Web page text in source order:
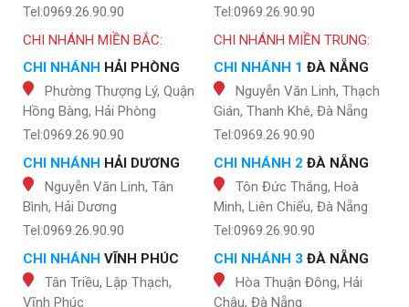
Tel:0969.26.90.90
Tel:0969.26.90.90
CHI NHÁNH MIỀN BẮC:
CHI NHÁNH HẢI PHÒNG
Phường Thượng Lý, Quận
Hồng Bàng, Hải Phòng
Tel:0969.26.90.90
CHI NHÁNH HẢI DƯƠNG
Nguyễn Văn Linh, Tân
Bình, Hải Dương
Tel:0969.26.90.90
CHI NHÁNH VĨNH PHÚC
Tân Triều, Lập Thạch,
Vĩnh Phúc
CHI NHÁNH MIỀN TRUNG:
CHI NHÁNH 1 ĐÀ NẴNG
Nguyễn Văn Linh, Thạch
Gián, Thanh Khê, Đà Nẵng
Tel:0969.26.90.90
CHI NHÁNH 2 ĐÀ NẴNG
Tôn Đức Thắng, Hoà
Minh, Liên Chiểu, Đà Nẵng
Tel:0969.26.90.90
CHI NHÁNH 3 ĐÀ NẴNG
Hòa Thuận Đông, Hải
Châu, Đà Nẵng